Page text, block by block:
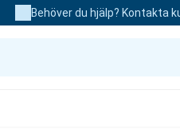
Behöver du hjälp? Kontakta